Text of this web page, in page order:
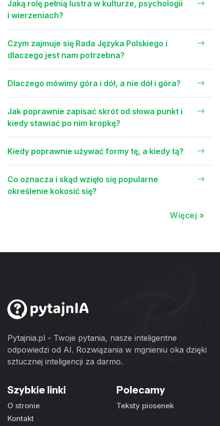
Jaką rolę pełnią lustra w kulturze, psychologii
i wierzeniach?
Czym zajmuje się Rada Języka Polskiego i
dlaczego jest nam potrzebna?
Dlaczego mówimy góra i dół, a nie dół i góra?
Jak poprawnie zapisać skrót od słowa punkt i
kiedy stawiać po nim kropkę?
Kiedy poprawnie używać formy tę, a kiedy tą?
Co oznacza i skąd wzięło się popularne
określenie kokosić się?
Więcej »
Pytajnia.pl - Twoje pytania, nasze inteligentne
odpowiedzi od AI. Rozwiązania w mgnieniu oka dzięki
sztucznej inteligencji za darmo.
Szybkie linki
O stronie
Kontakt
Polecamy
Teksty piosenek